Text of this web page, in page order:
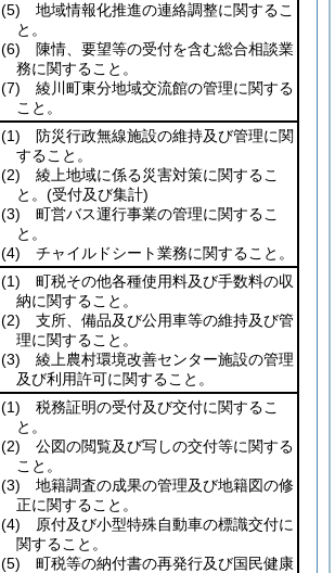
(5) 地域情報化推進の連絡調整に関するこ
と。
(6) 陳情、要望等の受付を含む総合相談業
務に関すること。
(7) 綾川町東分地域交流館の管理に関する
こと。
(1) 防災行政無線施設の維持及び管理に関
すること。
(2) 綾上地域に係る災害対策に関するこ
と。 (受付及び集計)
(3) 町営バス運行事業の管理に関するこ
と。
(4) チャイルドシート業務に関すること。
(1) 町税その他各種使用料及び手数料の収
納に関すること。
(2) 支所、備品及び公用車等の維持及び管
理に関すること。
(3) 綾上農村環境改善センター施設の管理
及び利用許可に関すること。
(1) 税務証明の受付及び交付に関するこ
と。
(2) 公図の閲覧及び写しの交付等に関する
こと。
(3) 地籍調査の成果の管理及び地籍図の修
正に関すること。
(4) 原付及び小型特殊自動車の標識交付に
関すること。
(5) 町税等の納付書の再発行及び国民健康